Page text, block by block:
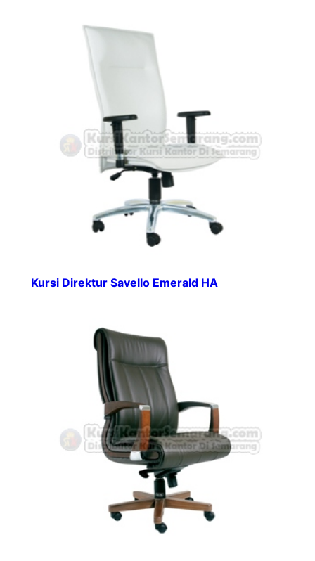
Kursi Direktur Savello Emerald HA